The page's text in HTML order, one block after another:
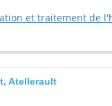
et traitement de
Atellerault